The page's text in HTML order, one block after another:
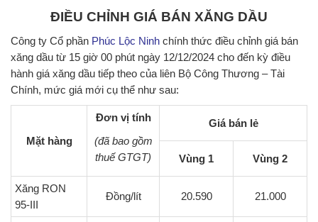
ĐIỀU CHỈNH GIÁ BÁN XĂNG DẦU
Công ty Cổ phần Phúc Lộc Ninh chính thức điều chỉnh giá bán
xăng dầu từ 15 giờ 00 phút ngày 12/12/2024 cho đến kỳ điều
hành giá xăng dầu tiếp theo của liên Bộ Công Thương – Tài
Chính, mức giá mới cụ thể như sau:
Mặt hàng
Đơn vị tính
(đã bao gồm
thuế GTGT)
Giá bán lẻ
Vùng 1 Vùng 2
Xăng RON
95-III
Đồng/lít 20.590 21.000